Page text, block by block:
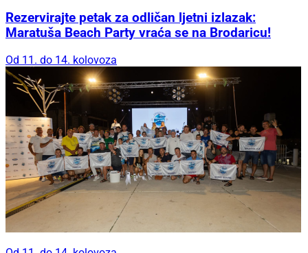
Rezervirajte petak za odličan ljetni izlazak:
Maratuša Beach Party vraća se na Brodaricu!
Od 11. do 14. kolovoza